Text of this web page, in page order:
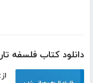
دانلود کتاب فلسفه